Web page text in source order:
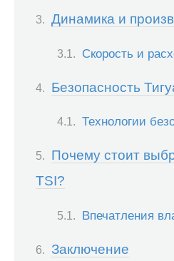
Динамика и
Скорость и
Безопасность
Технологии
Почему стоит
TSI?
Впечатления
Заключение